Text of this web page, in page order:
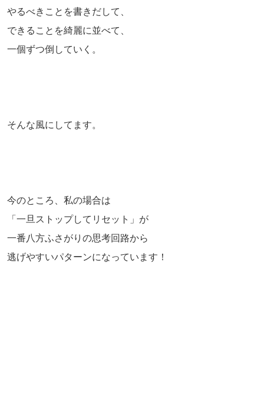
やるべきことを書きだして、
できることを綺麗に並べて、
一個ずつ倒していく。
そんな風にしてます。
今のところ、私の場合は
「一旦ストップしてリセット」が
一番八方ふさがりの思考回路から
逃げやすいパターンになっています！